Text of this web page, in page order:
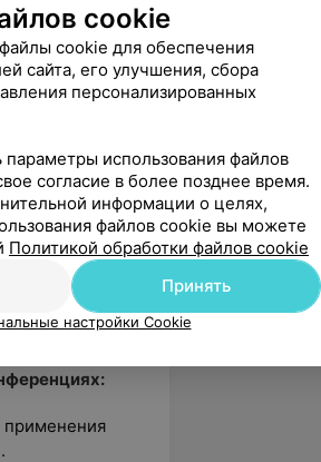
хирургии»
в
им. Н.
ГКС
применения
cookie
cookie для обеспечения
сайта, его улучшения, сбора
персонализированных
использования файлов
согласие в более позднее время.
информации о целях,
файлов cookie вы можете
Политикой обработки файлов cookie
Принять
настройки Cookie